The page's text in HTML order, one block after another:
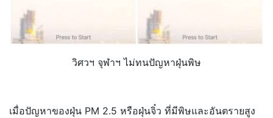
วิศวฯ จุฬาฯ ไม่ทนปัญหาฝุ่นพิษ
เมื่อปัญหาของฝุ่น PM 2.5 หรือฝุ่นจิ๋ว ที่มีพิษและอันตรายสูง